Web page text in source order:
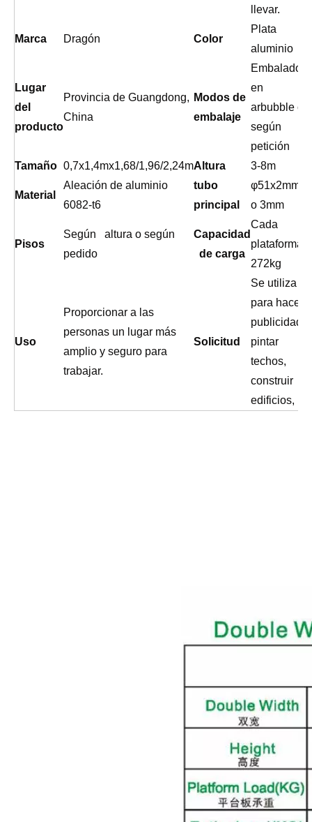
llevar.
Marca Dragón Color
Plata
aluminio
Lugar
del
producto
Provincia de Guangdong,
China
Modos de
embalaje
Embalado
en
arbubble o
según
petición
Tamaño 0,7x1,4mx1,68/1,96/2,24mAltura 3-8m
Material
Aleación de aluminio
6082-t6
tubo
principal
φ51x2mm
o 3mm
Pisos
Según altura o según
pedido
Capacidad
de carga
Cada
plataforma
272kg
Uso
Proporcionar a las
personas un lugar más
amplio y seguro para
trabajar.
Solicitud
Se utiliza
para hacer
publicidad,
pintar
techos,
construir
edificios,